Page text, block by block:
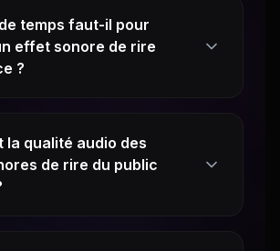
temps faut-il pour
effet sonore de rire
?
la qualité audio des
de rire du public